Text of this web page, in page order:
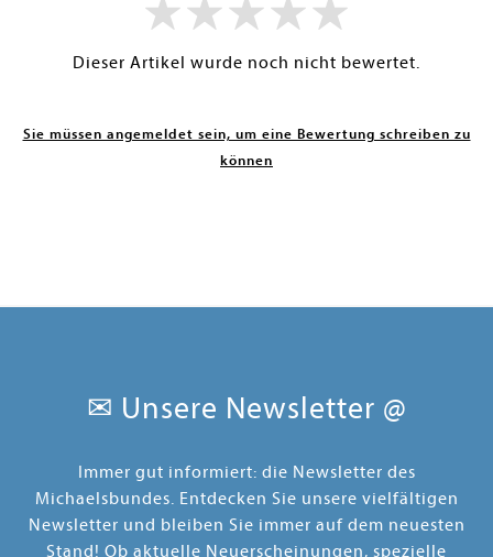
Dieser Artikel wurde noch nicht bewertet.
Sie müssen angemeldet sein, um eine Bewertung schreiben zu
können
✉ Unsere Newsletter @
Immer gut informiert: die Newsletter des
Michaelsbundes. Entdecken Sie unsere vielfältigen
Newsletter und bleiben Sie immer auf dem neuesten
Stand! Ob aktuelle Neuerscheinungen, spezielle